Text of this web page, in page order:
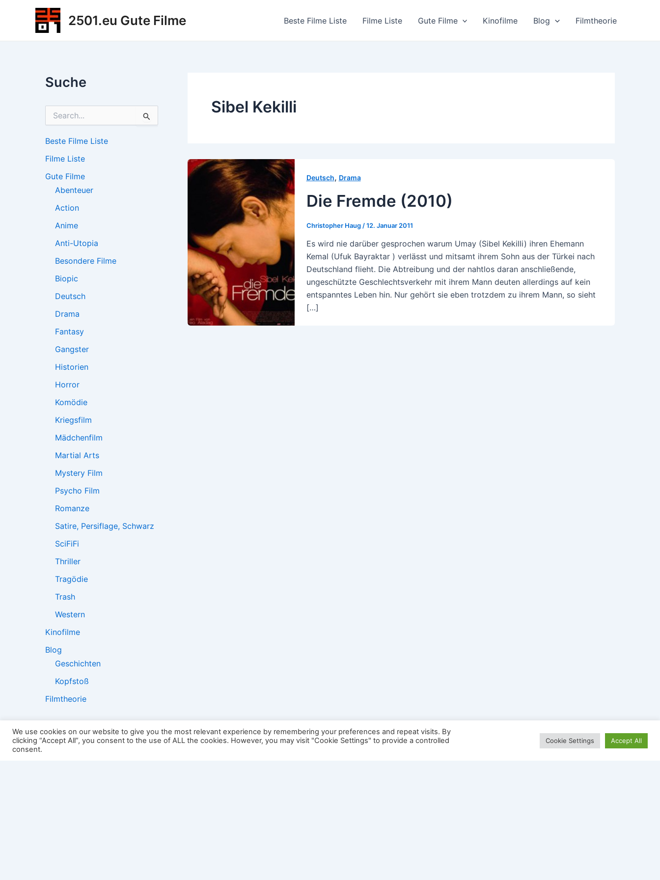
2501.eu Gute Filme Beste Filme Liste Filme Liste Gute Filme Kinofilme Blog Filmtheorie
Suche
h
n
a
Beste Filme Liste
Filme Liste
Gute Filme
Abenteuer
Action
Anime
Anti-Utopia
Besondere Filme
Biopic
Deutsch
Drama
Fantasy
Gangster
Historien
Horror
Komödie
Kriegsfilm
Mädchenfilm
Martial Arts
Mystery Film
Psycho Film
Romanze
Satire, Persiflage, Schwarz
SciFiFi
Thriller
Tragödie
Trash
Western
Kinofilme
Blog
Geschichten
Kopfstoß
Filmtheorie
Sibel Kekilli
Deutsch, Drama
Die Fremde (2010)
Christopher Haug /12. Januar 2011
Es wird nie darüber gesprochen warum Umay (Sibel Kekilli) ihren Ehemann
Kemal (Ufuk Bayraktar ) verlässt und mitsamt ihrem Sohn aus der Türkei nach
Deutschland flieht. Die Abtreibung und der nahtlos daran anschließende,
ungeschützte Geschlechtsverkehr mit ihrem Mann deuten allerdings auf kein
entspanntes Leben hin. Nur gehört sie eben trotzdem zu ihrem Mann, so sieht
[…]
2501:
We use cookies on our website to give you the most relevant experience by remembering your preferences and repeat visits. By
clicking “Accept All”, you consent to the use of ALL the cookies. However, you may visit "Cookie Settings" to provide a controlled
consent.
Cookie Settings Accept All